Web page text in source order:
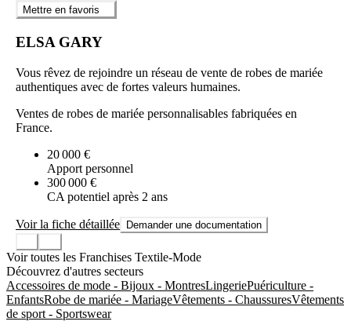
Mettre en favoris
ELSA GARY
Vous rêvez de rejoindre un réseau de vente de robes de mariée
authentiques avec de fortes valeurs humaines.
Ventes de robes de mariée personnalisables fabriquées en
France.
20 000 €
Apport personnel
300 000 €
CA potentiel après 2 ans
Voir la fiche détaillée Demander une documentation
Voir toutes les Franchises Textile-Mode
Découvrez d'autres secteurs
Accessoires de mode - Bijoux - MontresLingeriePuériculture -
EnfantsRobe de mariée - MariageVêtements - ChaussuresVêtements
de sport - Sportswear